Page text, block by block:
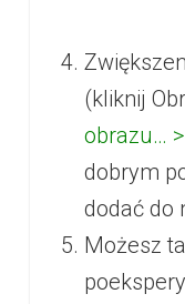
(kliknij
obrazu…
dobrym
dodać do
Możesz